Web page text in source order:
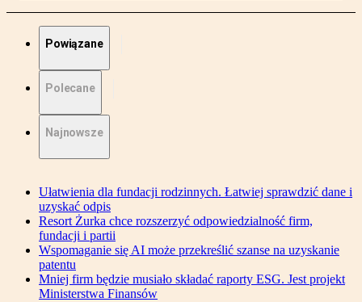
Powiązane
Polecane
Najnowsze
Ułatwienia dla fundacji rodzinnych. Łatwiej sprawdzić dane i
uzyskać odpis
Resort Żurka chce rozszerzyć odpowiedzialność firm,
fundacji i partii
Wspomaganie się AI może przekreślić szanse na uzyskanie
patentu
Mniej firm będzie musiało składać raporty ESG. Jest projekt
Ministerstwa Finansów